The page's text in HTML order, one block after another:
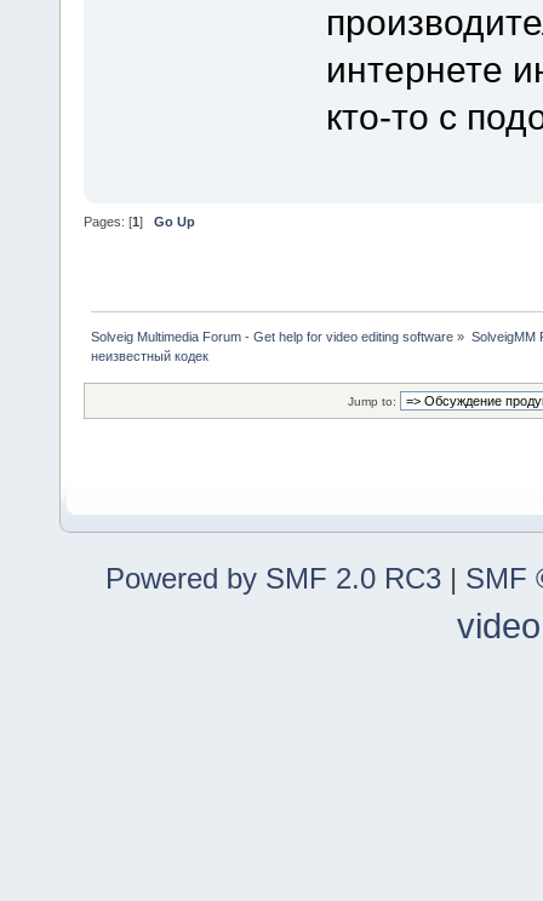
интернете
кто-то с
Pages: [1 ] Go Up
Solveig Multimedia Forum - Get help for video editing software » SolveigMM
неизвестный кодек
Jump to:
Powered by SMF 2.0 RC3 | SMF